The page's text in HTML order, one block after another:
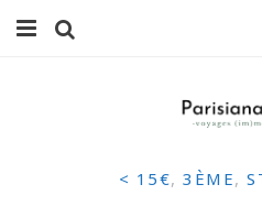
FAMILLE
< 15€, 3ÈME,